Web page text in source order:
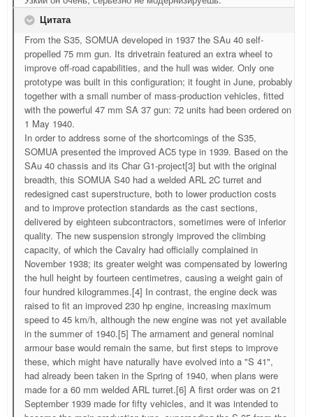
Цитата
From the S35, SOMUA developed in 1937 the SAu 40 self-
propelled 75 mm gun. Its drivetrain featured an extra wheel to
improve off-road capabilities, and the hull was wider. Only one
prototype was built in this configuration; it fought in June, probably
together with a small number of mass-production vehicles, fitted
with the powerful 47 mm SA 37 gun: 72 units had been ordered on
1 May 1940.
In order to address some of the shortcomings of the S35,
SOMUA presented the improved AC5 type in 1939. Based on the
SAu 40 chassis and its Char G1-project[3] but with the original
breadth, this SOMUA S40 had a welded ARL 2C turret and
redesigned cast superstructure, both to lower production costs
and to improve protection standards as the cast sections,
delivered by eighteen subcontractors, sometimes were of inferior
quality. The new suspension strongly improved the climbing
capacity, of which the Cavalry had officially complained in
November 1938; its greater weight was compensated by lowering
the hull height by fourteen centimetres, causing a weight gain of
four hundred kilogrammes.[4] In contrast, the engine deck was
raised to fit an improved 230 hp engine, increasing maximum
speed to 45 km/h, although the new engine was not yet available
in the summer of 1940.[5] The armament and general nominal
armour base would remain the same, but first steps to improve
these, which might have naturally have evolved into a "S 41",
had already been taken in the Spring of 1940, when plans were
made for a 60 mm welded ARL turret.[6] A first order was on 21
September 1939 made for fifty vehicles, and it was intended to